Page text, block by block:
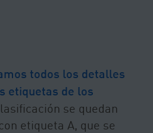
todos los detalles
etiquetas de los
se quedan
etiqueta A, que se